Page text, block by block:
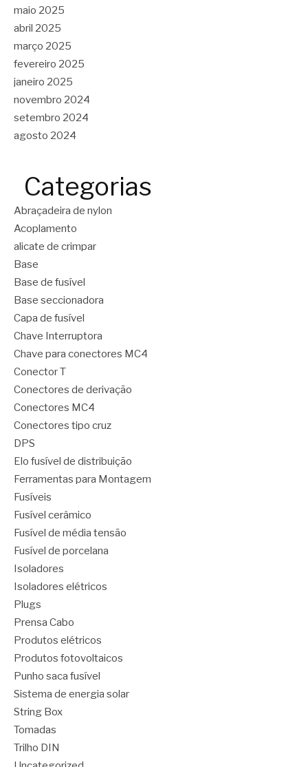
maio 2025
abril 2025
março 2025
fevereiro 2025
janeiro 2025
novembro 2024
setembro 2024
agosto 2024
Categorias
Abraçadeira de nylon
Acoplamento
alicate de crimpar
Base
Base de fusível
Base seccionadora
Capa de fusível
Chave Interruptora
Chave para conectores MC4
Conector T
Conectores de derivação
Conectores MC4
Conectores tipo cruz
DPS
Elo fusível de distribuição
Ferramentas para Montagem
Fusíveis
Fusível cerâmico
Fusível de média tensão
Fusível de porcelana
Isoladores
Isoladores elétricos
Plugs
Prensa Cabo
Produtos elétricos
Produtos fotovoltaicos
Punho saca fusível
Sistema de energia solar
String Box
Tomadas
Trilho DIN